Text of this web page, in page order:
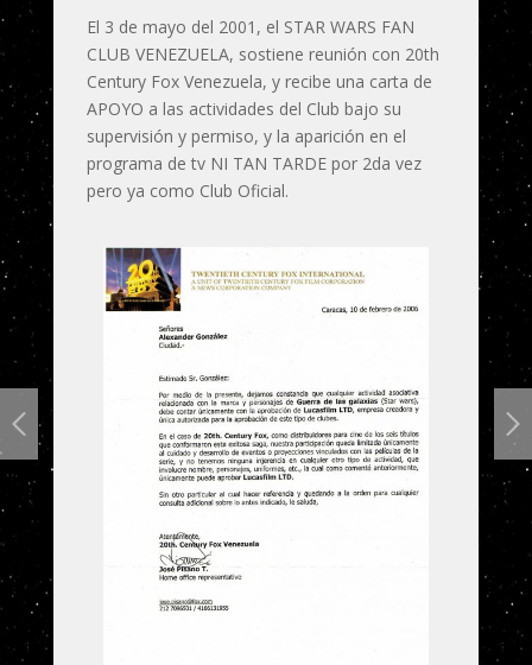
El 3 de mayo del 2001, el STAR WARS FAN
CLUB VENEZUELA, sostiene reunión con 20th
Century Fox Venezuela, y recibe una carta de
APOYO a las actividades del Club bajo su
supervisión y permiso, y la aparición en el
programa de tv NI TAN TARDE por 2da vez
pero ya como Club Oficial.